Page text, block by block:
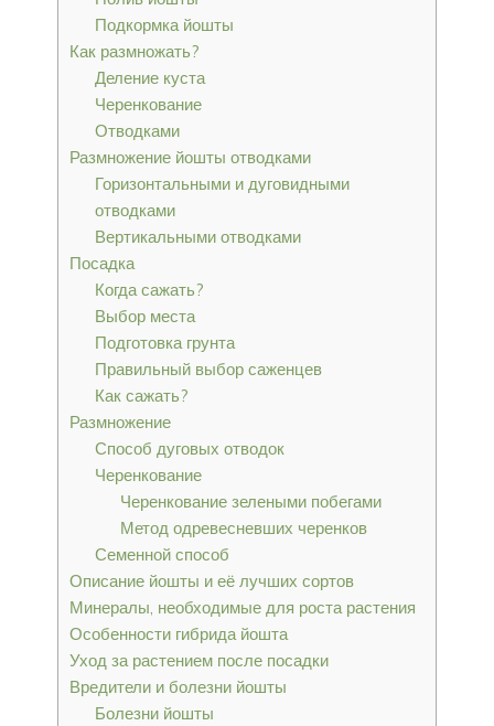
Подкормка йошты
Как размножать?
Деление куста
Черенкование
Отводками
Размножение йошты отводками
Горизонтальными и дуговидными
отводками
Вертикальными отводками
Посадка
Когда сажать?
Выбор места
Подготовка грунта
Правильный выбор саженцев
Как сажать?
Размножение
Способ дуговых отводок
Черенкование
Черенкование зелеными побегами
Метод одревесневших черенков
Семенной способ
Описание йошты и её лучших сортов
Минералы, необходимые для роста растения
Особенности гибрида йошта
Уход за растением после посадки
Вредители и болезни йошты
Болезни йошты